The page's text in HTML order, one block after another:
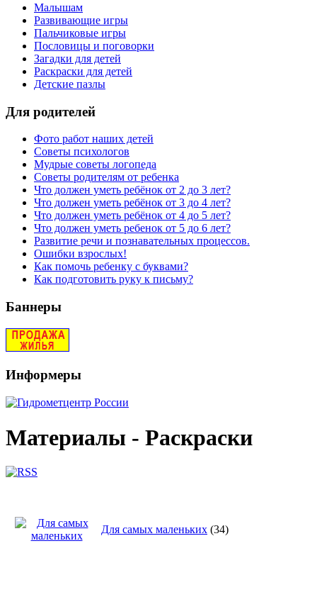
Малышам
Развивающие игры
Пальчиковые игры
Пословицы и поговорки
Загадки для детей
Раскраски для детей
Детские пазлы
Для родителей
Фото работ наших детей
Советы психологов
Мудрые советы логопеда
Советы родителям от ребенка
Что должен уметь ребёнок от 2 до 3 лет?
Что должен уметь ребёнок от 3 до 4 лет?
Что должен уметь ребёнок от 4 до 5 лет?
Что должен уметь ребенок от 5 до 6 лет?
Развитие речи и познавательных процессов.
Ошибки взрослых!
Как помочь ребенку с буквами?
Как подготовить руку к письму?
Баннеры
Информеры
Материалы - Раскраски
Для самых маленьких (34)